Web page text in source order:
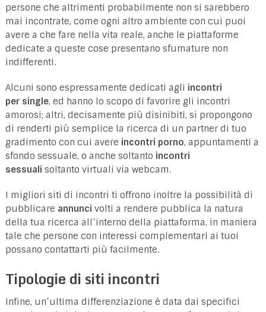
persone che altrimenti probabilmente non si sarebbero
mai incontrate, come ogni altro ambiente con cui puoi
avere a che fare nella vita reale, anche le piattaforme
dedicate a queste cose presentano sfumature non
indifferenti.
Alcuni sono espressamente dedicati agli incontri
per single, ed hanno lo scopo di favorire gli incontri
amorosi; altri, decisamente più disinibiti, si propongono
di renderti più semplice la ricerca di un partner di tuo
gradimento con cui avere incontri porno, appuntamenti a
sfondo sessuale, o anche soltanto incontri
sessuali soltanto virtuali via webcam.
I migliori siti di incontri ti offrono inoltre la possibilità di
pubblicare annunci volti a rendere pubblica la natura
della tua ricerca all’interno della piattaforma, in maniera
tale che persone con interessi complementari ai tuoi
possano contattarti più facilmente.
Tipologie di siti incontri
Infine, un’ultima differenziazione è data dai specifici